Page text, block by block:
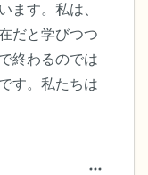
ます。私は、
だと学びつつ
終わるのでは
す。私たちは